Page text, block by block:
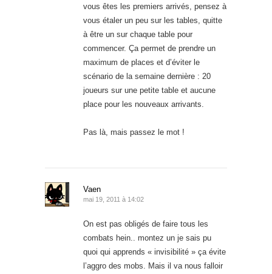
vous êtes les premiers arrivés, pensez à
vous étaler un peu sur les tables, quitte
à être un sur chaque table pour
commencer. Ça permet de prendre un
maximum de places et d’éviter le
scénario de la semaine dernière : 20
joueurs sur une petite table et aucune
place pour les nouveaux arrivants.
Pas là, mais passez le mot !
Vaen
mai 19, 2011 à 14:02
On est pas obligés de faire tous les
combats hein.. montez un je sais pu
quoi qui apprends « invisibilité » ça évite
l’aggro des mobs. Mais il va nous falloir